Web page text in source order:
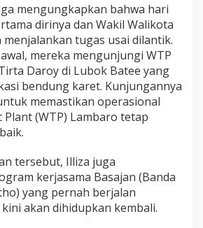
mengungkapkan bahwa hari
dirinya dan Wakil Walikota
tugas usai dilantik.
mereka mengunjungi WTP
Daroy di Lubok Batee yang
bendung karet. Kunjungannya
memastikan operasional
(WTP) Lambaro tetap
tersebut, Illiza juga
kerjasama Basajan (Banda
yang pernah berjalan
akan dihidupkan kembali.